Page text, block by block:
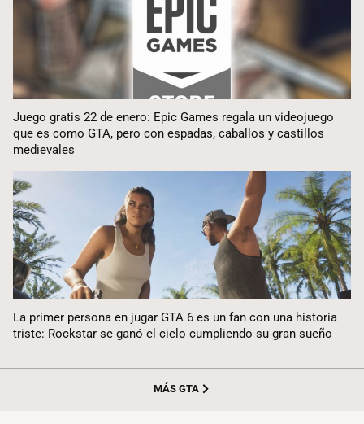
Juego gratis 22 de enero: Epic Games regala un videojuego
que es como GTA, pero con espadas, caballos y castillos
medievales
La primer persona en jugar GTA 6 es un fan con una historia
triste: Rockstar se ganó el cielo cumpliendo su gran sueño
MÁS GTA